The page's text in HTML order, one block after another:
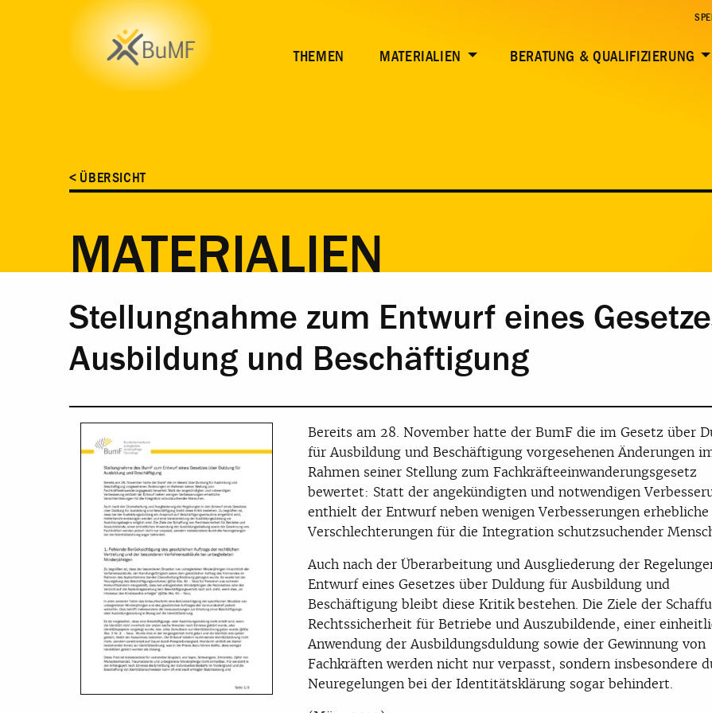
THEMEN MATERIALIEN BERATUNG & QUALIFIZIERUNG
< ÜBERSICHT
MATERIALIEN
INHALT
Stellungnahme zum Entwurf eines
Ausbildung und Beschäftigung
Bereits am 28. November hatte der BumF die im Gesetz über
für Ausbildung und Beschäftigung vorgesehenen Änderungen
Rahmen seiner Stellung zum Fachkräfteeinwanderungsgesetz
bewertet: Statt der angekündigten und notwendigen
enthielt der Entwurf neben wenigen Verbesserungen erhebliche
Verschlechterungen für die Integration schutzsuchender
Auch nach der Überarbeitung und Ausgliederung der
Entwurf eines Gesetzes über Duldung für Ausbildung und
Beschäftigung bleibt diese Kritik bestehen. Die Ziele der
Rechtssicherheit für Betriebe und Auszubildende, einer
Anwendung der Ausbildungsduldung sowie der Gewinnung von
Fachkräften werden nicht nur verpasst, sondern insbesondere
Neuregelungen bei der Identitätsklärung sogar behindert.